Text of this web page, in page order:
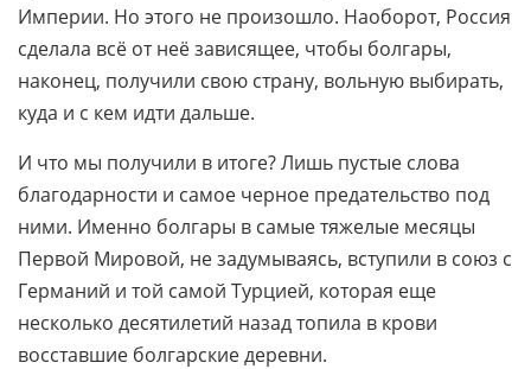
Империи. Но этого не произошло. Наоборот, Россия
сделала всё от неё зависящее, чтобы болгары,
наконец, получили свою страну, вольную выбирать,
куда и с кем идти дальше.
И что мы получили в итоге? Лишь пустые слова
благодарности и самое черное предательство под
ними. Именно болгары в самые тяжелые месяцы
Первой Мировой, не задумываясь, вступили в союз с
Германий и той самой Турцией, которая еще
несколько десятилетий назад топила в крови
восставшие болгарские деревни.